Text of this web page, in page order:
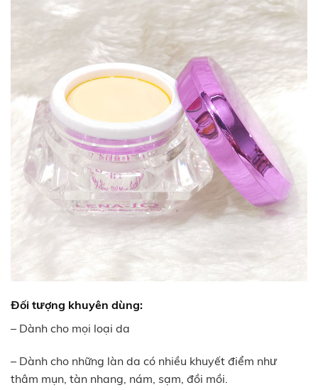
Đối tượng khuyên dùng:
– Dành cho mọi loại da
– Dành cho những làn da có nhiều khuyết điểm như
thâm mụn, tàn nhang, nám, sạm, đồi mồi.